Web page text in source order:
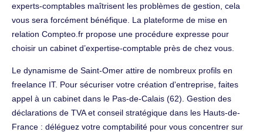
experts-comptables maîtrisent les problèmes de gestion, cela
vous sera forcément bénéfique. La plateforme de mise en
relation Compteo.fr propose une procédure expresse pour
choisir un cabinet d’expertise-comptable près de chez vous.
Le dynamisme de Saint-Omer attire de nombreux profils en
freelance IT. Pour sécuriser votre création d'entreprise, faites
appel à un cabinet dans le Pas-de-Calais (62). Gestion des
déclarations de TVA et conseil stratégique dans les Hauts-de-
France : déléguez votre comptabilité pour vous concentrer sur